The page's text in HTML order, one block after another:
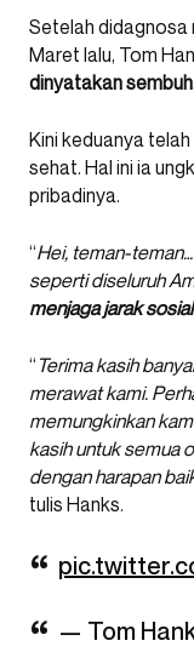
Setelah didagnosa
Maret lalu, Tom
dinyatakan
Kini keduanya
sehat. Hal ini ia
pribadinya.
“Hei, teman-
seperti diseluruh
menjaga jarak sosial
“ Terima kasih
merawat kami.
memungkinkan
kasih untuk semua
dengan harapan
tulis Hanks.
— Tom